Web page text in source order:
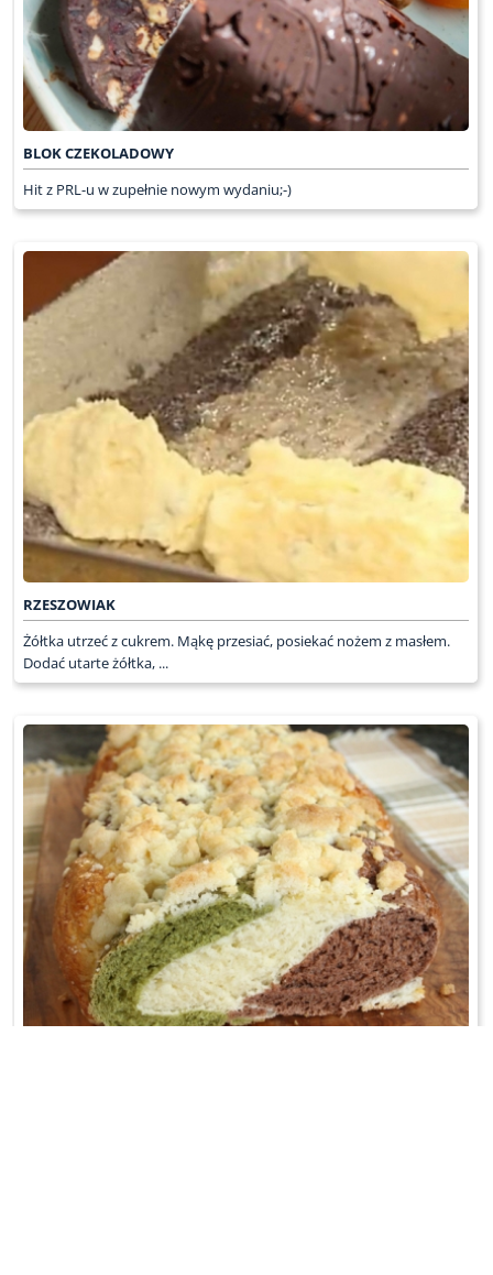
BLOK CZEKOLADOWY
Hit z PRL-u w zupełnie nowym wydaniu;-)
RZESZOWIAK
Żółtka utrzeć z cukrem. Mąkę przesiać, posiekać nożem z masłem.
Dodać utarte żółtka, ...